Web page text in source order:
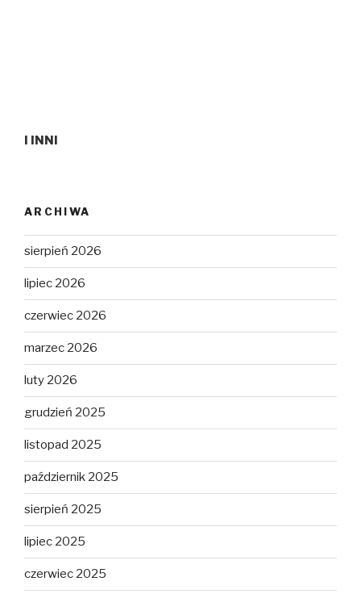
I INNI
ARCHIWA
sierpień 2026
lipiec 2026
czerwiec 2026
marzec 2026
luty 2026
grudzień 2025
listopad 2025
październik 2025
sierpień 2025
lipiec 2025
czerwiec 2025